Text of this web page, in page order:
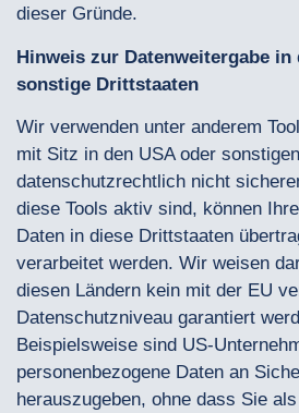
dieser Gründe.
Hinweis zur Datenweitergabe in
sonstige Drittstaaten
Wir verwenden unter anderem
mit Sitz in den USA oder sonstigen
datenschutzrechtlich nicht
diese Tools aktiv sind, können
Daten in diese Drittstaaten
verarbeitet werden. Wir weisen
diesen Ländern kein mit der EU
Datenschutzniveau garantiert
Beispielsweise sind US-
personenbezogene Daten an
herauszugeben, ohne dass Sie